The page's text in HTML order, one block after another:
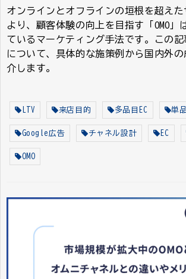
オンラインとオフラインの垣根を超え
より、顧客体験の向上を目指す「OMO」
ているマーケティング手法です。この記
について、具体的な施策例から国内外
介します。
LTV 来店目的 多品目EC 単
Google広告 チャネル設計 EC
OMO